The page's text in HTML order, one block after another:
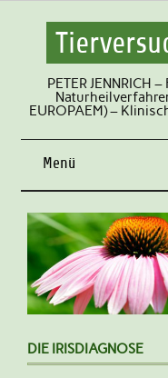
PETER JENNRICH
EUROPAEM) –
Menü
DIE IRISDIAGNOSE